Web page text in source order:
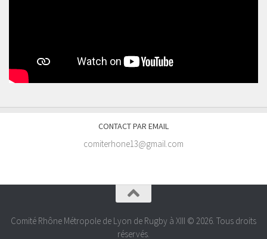
CONTACT PAR EMAIL
comiterhone13@gmail.com
Comité Rhône Métropole de Lyon de Rugby à XIII © 2026. Tous droits
réservés.